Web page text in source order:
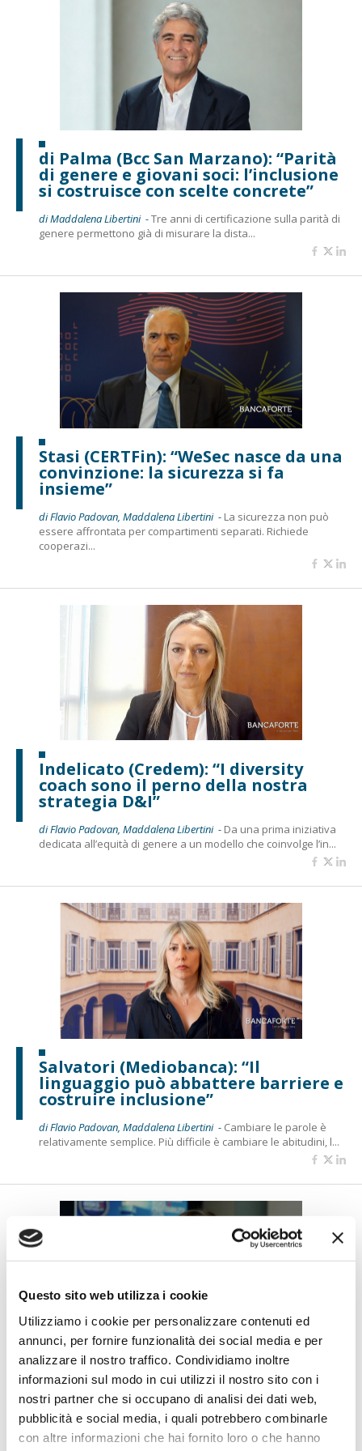
Questo sito web utilizza i cookie
Utilizziamo i cookie per personalizzare contenuti ed
annunci, per fornire funzionalità dei social media e per
analizzare il nostro traffico. Condividiamo inoltre
informazioni sul modo in cui utilizzi il nostro sito con i
nostri partner che si occupano di analisi dei dati web,
pubblicità e social media, i quali potrebbero combinarle
con altre informazioni che hai fornito loro o che hanno
di Palma (Bcc San Marzano): “Parità
di genere e giovani soci: l’inclusione
si costruisce con scelte concrete”
di Maddalena Libertini -Tre anni di certificazione sulla parità di
genere permettono già di misurare la dista...
Stasi (CERTFin): “WeSec nasce da una
convinzione: la sicurezza si fa
insieme”
di Flavio Padovan, Maddalena Libertini - La sicurezza non può
essere affrontata per compartimenti separati. Richiede
cooperazi...
Indelicato (Credem): “I diversity
coach sono il perno della nostra
strategia D&I”
di Flavio Padovan, Maddalena Libertini - Da una prima iniziativa
dedicata all’equità di genere a un modello che coinvolge l’in...
Salvatori (Mediobanca): “Il
linguaggio può abbattere barriere e
costruire inclusione”
di Flavio Padovan, Maddalena Libertini - Cambiare le parole è
relativamente semplice. Più difficile è cambiare le abitudini, l...
Petrella (BPER Banca): “La GenAI
rafforza i controlli e valorizza il
lavoro degli analisti”
di Flavio Padovan, Maddalena Libertini -Rendere i controlli di
secondo livello più strutturati, standardizzati e capaci di le...